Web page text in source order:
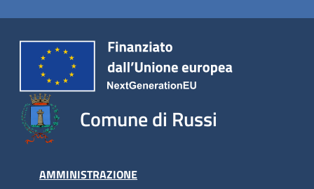
Comune di Russi
AMMINISTRAZIONE